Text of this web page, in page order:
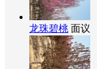
龙珠碧桃 面议